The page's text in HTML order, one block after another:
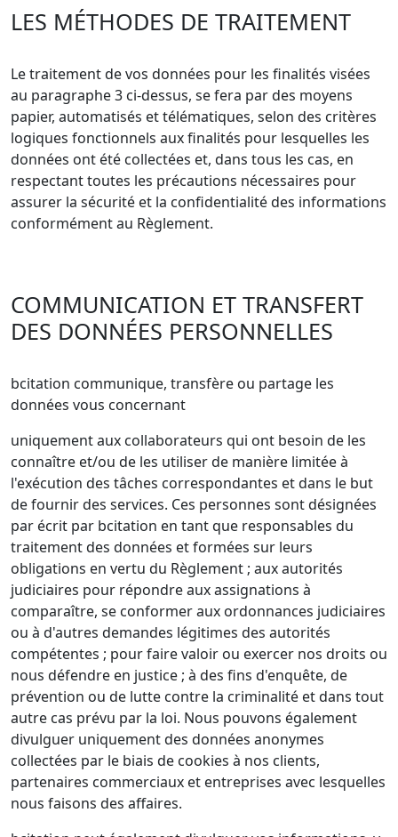
LES MÉTHODES DE TRAITEMENT
Le traitement de vos données pour les finalités visées
au paragraphe 3 ci-dessus, se fera par des moyens
papier, automatisés et télématiques, selon des critères
logiques fonctionnels aux finalités pour lesquelles les
données ont été collectées et, dans tous les cas, en
respectant toutes les précautions nécessaires pour
assurer la sécurité et la confidentialité des informations
conformément au Règlement.
COMMUNICATION ET TRANSFERT
DES DONNÉES PERSONNELLES
bcitation communique, transfère ou partage les
données vous concernant
uniquement aux collaborateurs qui ont besoin de les
connaître et/ou de les utiliser de manière limitée à
l'exécution des tâches correspondantes et dans le but
de fournir des services. Ces personnes sont désignées
par écrit par bcitation en tant que responsables du
traitement des données et formées sur leurs
obligations en vertu du Règlement ; aux autorités
judiciaires pour répondre aux assignations à
comparaître, se conformer aux ordonnances judiciaires
ou à d'autres demandes légitimes des autorités
compétentes ; pour faire valoir ou exercer nos droits ou
nous défendre en justice ; à des fins d'enquête, de
prévention ou de lutte contre la criminalité et dans tout
autre cas prévu par la loi. Nous pouvons également
divulguer uniquement des données anonymes
collectées par le biais de cookies à nos clients,
partenaires commerciaux et entreprises avec lesquelles
nous faisons des affaires.